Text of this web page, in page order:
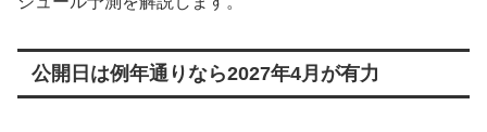
公開日は例年通りなら2027年4月が有力